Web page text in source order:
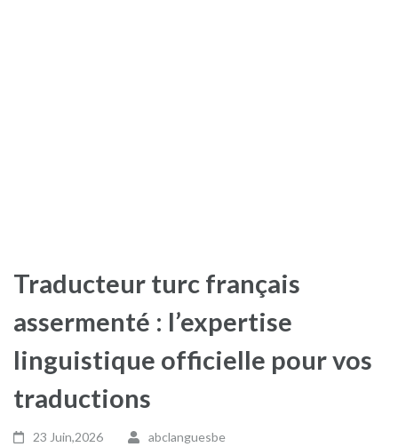
Traducteur turc français
assermenté : l’expertise
linguistique officielle pour vos
traductions
23 Juin,2026
abclanguesbe